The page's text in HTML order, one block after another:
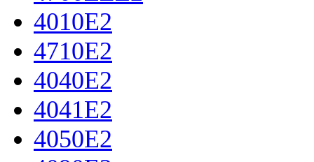
4010E2
4710Е2
4040E2
4041E2
4050E2